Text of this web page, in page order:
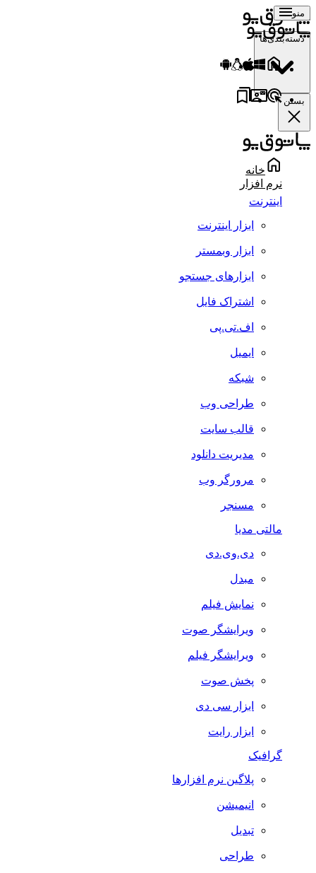
منو
دسته‌بندی‌ها
بستن
خانه
نرم افزار
اینترنت
ابزار اینترنت
ابزار وبمستر
ابزارهای جستجو
اشتراک فایل
اف.تی.پی
ایمیل
شبکه
طراحی وب
قالب سایت
مدیریت دانلود
مرورگر وب
مسنجر
مالتی مدیا
دی.وی.دی
مبدل
نمایش فیلم
ویرایشگر صوت
ویرایشگر فیلم
پخش صوت
ابزار سی دی
ابزار رایت
گرافیک
پلاگین نرم افزارها
انیمیشن
تبدیل
طراحی